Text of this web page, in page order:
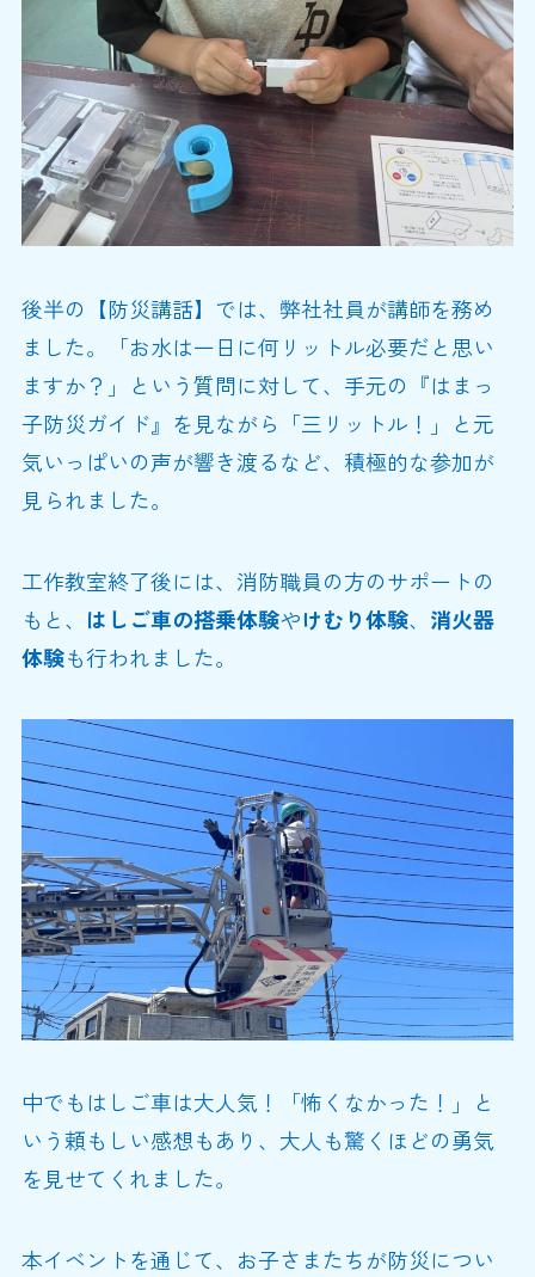
後半の【防災講話】では、弊社社員が講師を務め
ました。「お水は一日に何リットル必要だと思い
ますか？」という質問に対して、手元の『はまっ
子防災ガイド』を見ながら「三リットル！」と元
気いっぱいの声が響き渡るなど、積極的な参加が
見られました。
工作教室終了後には、消防職員の方のサポートの
もと、 はしご車の搭乗体験やけむり体験、 消火器
体験も行われました。
中でもはしご車は大人気！「怖くなかった！」と
いう頼もしい感想もあり、大人も驚くほどの勇気
を見せてくれました。
本イベントを通じて、お子さまたちが防災につい